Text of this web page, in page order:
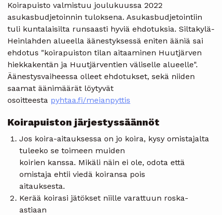
Koirapuisto valmistuu joulukuussa 2022
asukasbudjetoinnin tuloksena. Asukasbudjetointiin
tuli kuntalaisilta runsaasti hyviä ehdotuksia. Siltakylä-
Heinlahden alueella äänestyksessä eniten ääniä sai
ehdotus "koirapuiston tilan aitaaminen Huutjärven
hiekkakentän ja Huutjärventien väliselle alueelle".
Äänestysvaiheessa olleet ehdotukset, sekä niiden
saamat äänimäärät löytyvät
osoitteesta pyhtaa.fi/meianpyttis
Koirapuiston järjestyssäännöt
Jos koira-aitauksessa on jo koira, kysy omistajalta
tuleeko se toimeen muiden
koirien kanssa. Mikäli näin ei ole, odota että
omistaja ehtii viedä koiransa pois
aitauksesta.
Kerää koirasi jätökset niille varattuun roska-
astiaan